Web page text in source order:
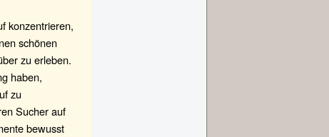
konzentrieren,
schönen
zu erleben.
haben,
zu
Sucher auf
bewusst